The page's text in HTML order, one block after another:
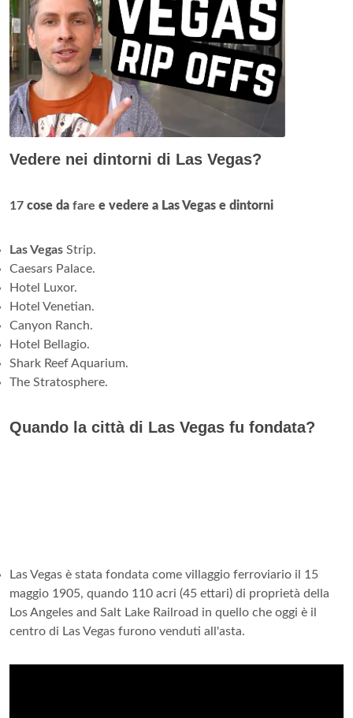
Vedere nei dintorni di Las Vegas?
17 cose da fare e vedere a Las Vegas e dintorni
Las Vegas Strip.
Caesars Palace.
Hotel Luxor.
Hotel Venetian.
Canyon Ranch.
Hotel Bellagio.
Shark Reef Aquarium.
The Stratosphere.
Quando la città di Las Vegas fu fondata?
Las Vegas è stata fondata come villaggio ferroviario il 15
maggio 1905, quando 110 acri (45 ettari) di proprietà della
Los Angeles and Salt Lake Railroad in quello che oggi è il
centro di Las Vegas furono venduti all'asta.